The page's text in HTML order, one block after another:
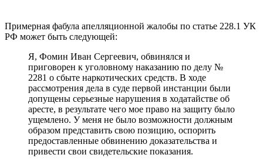
Примерная фабула апелляционной жалобы по статье 228.1 УК
РФ может быть следующей:
Я, Фомин Иван Сергеевич, обвинялся и
приговорен к уголовному наказанию по делу №
2281 о сбыте наркотических средств. В ходе
рассмотрения дела в суде первой инстанции были
допущены серьезные нарушения в ходатайстве об
аресте, в результате чего мое право на защиту было
ущемлено. У меня не было возможности должным
образом представить свою позицию, оспорить
предоставленные обвинению доказательства и
привести свои свидетельские показания.